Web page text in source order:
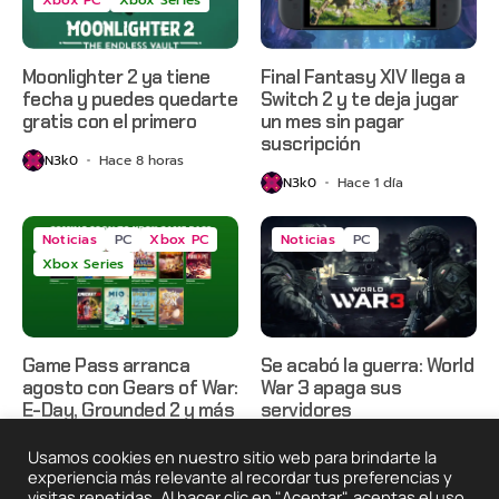
Moonlighter 2 ya tiene
fecha y puedes quedarte
gratis con el primero
N3k0 Hace 8 horas
Final Fantasy XIV llega a
Switch 2 y te deja jugar
un mes sin pagar
suscripción
N3k0 Hace 1 día
Noticias PC
Xbox PC
Xbox Series
Game Pass arranca
agosto con Gears of War:
E-Day, Grounded 2 y más
Hace 1 día
Noticias PC
Se acabó la guerra: World
War 3 apaga sus
servidores
N3k0 Hace 2 días
Usamos cookies en nuestro sitio web para brindarte la
experiencia más relevante al recordar tus preferencias y